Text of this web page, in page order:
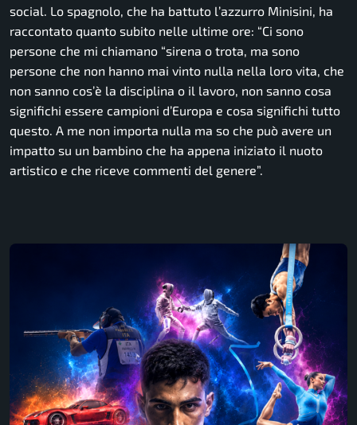
social. Lo spagnolo, che ha battuto l’azzurro Minisini, ha
raccontato quanto subito nelle ultime ore: “Ci sono
persone che mi chiamano “sirena o trota, ma sono
persone che non hanno mai vinto nulla nella loro vita, che
non sanno cos’è la disciplina o il lavoro, non sanno cosa
significhi essere campioni d’Europa e cosa significhi tutto
questo. A me non importa nulla ma so che può avere un
impatto su un bambino che ha appena iniziato il nuoto
artistico e che riceve commenti del genere”.